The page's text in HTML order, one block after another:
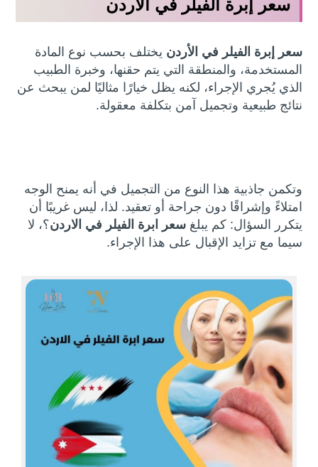
سعر إبرة الفيلر في الأردن
سعر إبرة الفيلر في الأردن يختلف بحسب نوع المادة
المستخدمة، والمنطقة التي يتم حقنها، وخبرة الطبيب
الذي يُجري الإجراء، لكنه يظل خيارًا مثاليًا لمن يبحث عن
نتائج طبيعية وتجميل آمن بتكلفة معقولة.
وتكمن جاذبية هذا النوع من التجميل في أنه يمنح الوجه
امتلاءً وإشراقًا دون جراحة أو تعقيد. لذا، ليس غريبًا أن
يتكرر السؤال: كم يبلغسعر ابرة الفيلر في الاردن؟، لا
سيما مع تزايد الإقبال على هذا الإجراء.